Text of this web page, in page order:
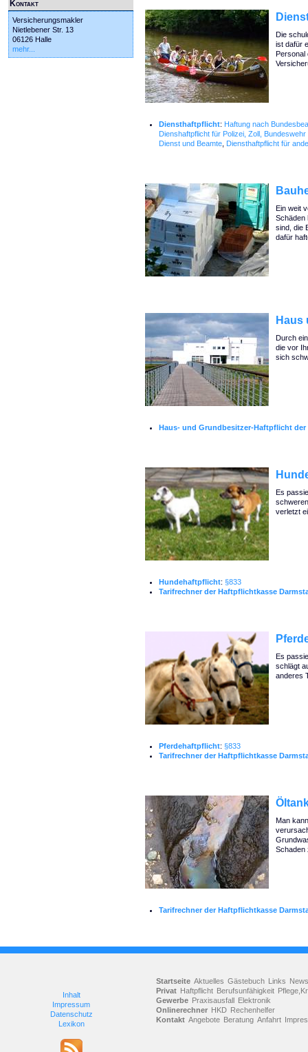
Kontakt
Versicherungsmakler
Nietlebener Str. 13
06126 Halle
mehr...
Die
ist dafür
Personal
Diensthaftpflicht: Haftung nach
Dienshaftpflicht für Polizei, Zoll,
Dienst und Beamte Diensthaftpflicht für
Ein weit
Schäden
sind, die
dafür
Haus
Durch
die vor
sich
Haus- und Grundbesitzer-Haftpflicht
Es
verletzt
Hundehaftpflicht: §833
Tarifrechner der Haftpflichtkasse
Es
schlägt
anderes
Pferdehaftpflicht: §833
Tarifrechner der Haftpflichtkasse
Man
Schaden
Tarifrechner der Haftpflichtkasse
Inhalt
Impressum
Datenschutz
Lexikon
Startseite Aktuelles Gästebuch Links News
Privat Haftpflicht Berufsunfähigkeit
Gewerbe Praxisausfall Elektronik
Onlinerechner HKD Rechenhelfer
Kontakt Angebote Beratung Anfahrt